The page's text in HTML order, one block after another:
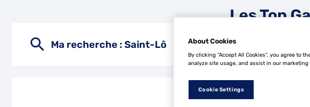
Les Top
Ma recherche : Saint-Lô
13 Top
About Cookies
By clicking “Accept All Cookies”, you agree to
analyze site usage, and assist in our marketing
Cookie Settings